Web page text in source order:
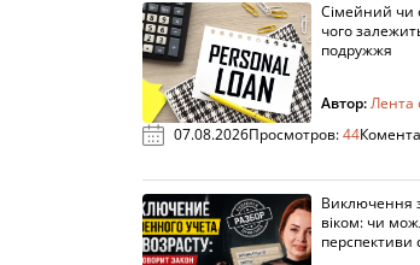
Сімейний чи
чого
подружжя
Автор:Лента
07.08.2026Просмотров:44
Виключення з
віком: чи
перспективи